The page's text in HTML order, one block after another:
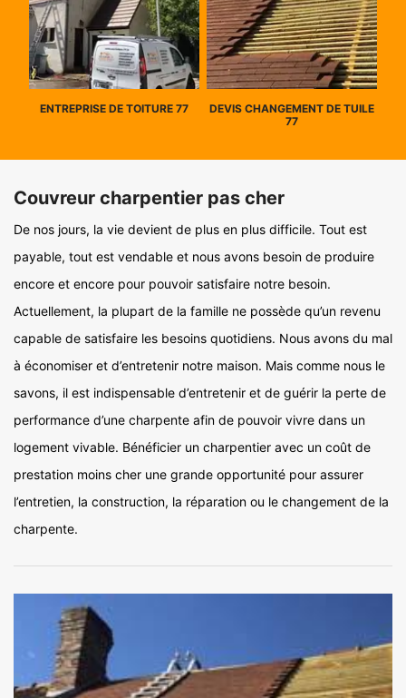
ENTREPRISE DE TOITURE 77
DEVIS CHANGEMENT DE TUILE
77
Couvreur charpentier pas cher
De nos jours, la vie devient de plus en plus difficile. Tout est
payable, tout est vendable et nous avons besoin de produire
encore et encore pour pouvoir satisfaire notre besoin.
Actuellement, la plupart de la famille ne possède qu’un revenu
capable de satisfaire les besoins quotidiens. Nous avons du mal
à économiser et d’entretenir notre maison. Mais comme nous le
savons, il est indispensable d’entretenir et de guérir la perte de
performance d’une charpente afin de pouvoir vivre dans un
logement vivable. Bénéficier un charpentier avec un coût de
prestation moins cher une grande opportunité pour assurer
l’entretien, la construction, la réparation ou le changement de la
charpente.